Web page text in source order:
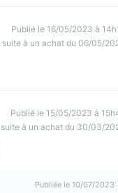
Publié le 16/05/2023 à
suite à un achat du 06/05/
Publié le 15/05/2023 à
suite à un achat du 30/03/
Publiée le 10/07/2023